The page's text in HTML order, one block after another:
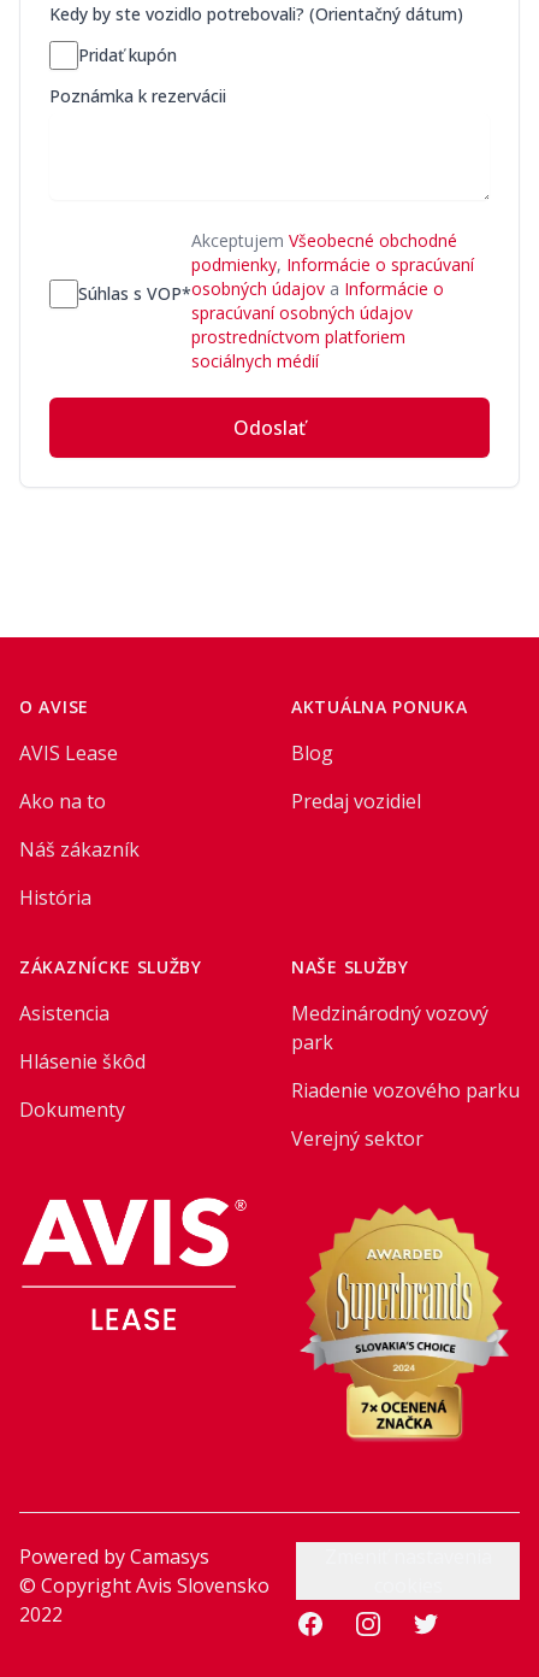
Kedy by ste vozidlo potrebovali? (Orientačný dátum)
Pridať kupón
Poznámka k rezervácii
Súhlas s VOP*
Akceptujem Všeobecné obchodné
podmienky, Informácie o spracúvaní
osobných údajov a Informácie o
spracúvaní osobných údajov
prostredníctvom platforiem
sociálnych médií
Odoslať
O AVISE
AVIS Lease
Ako na to
Náš zákazník
História
AKTUÁLNA PONUKA
Blog
Predaj vozidiel
ZÁKAZNÍCKE SLUŽBY
Asistencia
Hlásenie škôd
Dokumenty
NAŠE SLUŽBY
Medzinárodný vozový
park
Riadenie vozového parku
Verejný sektor
Powered byCamasys
© Copyright Avis Slovensko
2022
FacebookInstagramTwitter